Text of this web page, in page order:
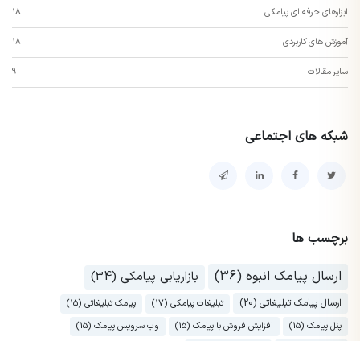
ابزارهای حرفه ای پیامکی 18
آموزش های کاربردی 18
سایر مقالات 9
شبکه های اجتماعی
برچسب ها
ارسال پیامک انبوه (36)
بازاریابی پیامکی (34)
ارسال پیامک تبلیغاتی (20) تبلیغات پیامکی (17)
پیامک تبلیغاتی (15)
پنل پیامک (15)
افزایش فروش با پیامک (15)
وب سرویس پیامک (15)